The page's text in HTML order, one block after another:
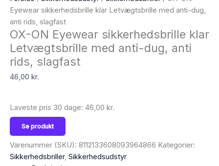
Eyewear sikkerhedsbrille klar Letvægtsbrille med anti-dug,
anti rids, slagfast
OX-ON Eyewear sikkerhedsbrille klar
Letvægtsbrille med anti-dug, anti
rids, slagfast
46,00 kr.
Laveste pris 30 dage: 46,00 kr.
Se produkt
Varenummer (SKU): 8112133608093964866 Kategorier:
Sikkerhedsbriller, Sikkerhedsudstyr